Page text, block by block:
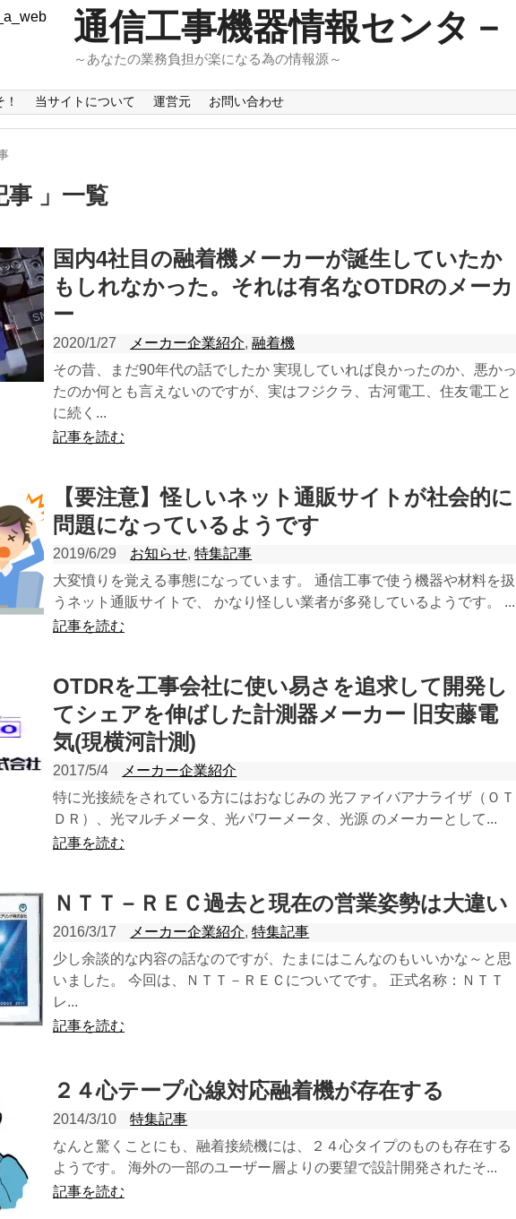
通信工事機器情報センタ－
～あなたの業務負担が楽になる為の情報源～
当サイトについて 運営元 お問い合わせ
事 」一覧
国内4社目の融着機メーカーが誕生していたか
もしれなかった。それは有名なOTDRのメーカ
ー
2020/1/27 メーカー企業紹介,融着機
その昔、まだ90年代の話でしたか 実現していれば良かったのか、悪かっ
たのか何とも言えないのですが、実はフジクラ、古河電工、住友電工と
に続く...
記事を読む
【要注意】怪しいネット通販サイトが社会的に
問題になっているようです
2019/6/29 お知らせ,特集記事
大変憤りを覚える事態になっています。 通信工事で使う機器や材料を扱
うネット通販サイトで、 かなり怪しい業者が多発しているようです。 ...
記事を読む
OTDRを工事会社に使い易さを追求して開発し
てシェアを伸ばした計測器メーカー 旧安藤電
気(現横河計測)
2017/5/4
メーカー企業紹介
特に光接続をされている方にはおなじみの 光ファイバアナライザ（ＯＴ
ＤＲ）、光マルチメータ、光パワーメータ、光源 のメーカーとして...
記事を読む
ＮＴＴ－ＲＥＣ過去と現在の営業姿勢は大違い
2016/3/17 メーカー企業紹介,特集記事
少し余談的な内容の話なのですが、たまにはこんなのもいいかな～と思
いました。 今回は、ＮＴＴ－ＲＥＣについてです。 正式名称：ＮＴＴ
レ...
記事を読む
２４心テープ心線対応融着機が存在する
2014/3/10
特集記事
なんと驚くことにも、融着接続機には、２４心タイプのものも存在する
ようです。 海外の一部のユーザー層よりの要望で設計開発されたそ...
記事を読む